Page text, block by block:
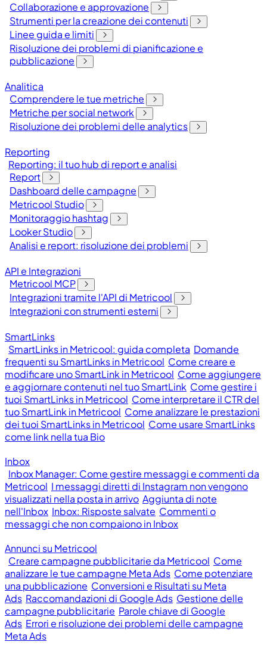
Collaborazione e approvazione
Strumenti per la creazione dei contenuti
Linee guida e limiti
Risoluzione dei problemi di pianificazione e
pubblicazione
Analitica
Comprendere le tue metriche
Metriche per social network
Risoluzione dei problemi delle analytics
Reporting
Reporting: il tuo hub di report e analisi
Report
Dashboard delle campagne
Metricool Studio
Monitoraggio hashtag
Looker Studio
Analisi e report: risoluzione dei problemi
API e Integrazioni
Metricool MCP
Integrazioni tramite l'API di Metricool
Integrazioni con strumenti esterni
SmartLinks
SmartLinks in Metricool: guida completa Domande
frequenti su SmartLinks in Metricool Come creare e
modificare uno SmartLink in Metricool Come aggiungere
e aggiornare contenuti nel tuo SmartLink Come gestire i
tuoi SmartLinks in Metricool Come interpretare il CTR del
tuo SmartLink in Metricool Come analizzare le prestazioni
dei tuoi SmartLinks in Metricool Come usare SmartLinks
come link nella tua Bio
Inbox
Inbox Manager: Come gestire messaggi e commenti da
Metricool I messaggi diretti di Instagram non vengono
visualizzati nella posta in arrivo Aggiunta di note
nell'Inbox Inbox: Risposte salvate Commenti o
messaggi che non compaiono in Inbox
Annunci su Metricool
Creare campagne pubblicitarie da Metricool Come
analizzare le tue campagne Meta Ads Come potenziare
una pubblicazione Conversioni e Risultati su Meta
Ads Raccomandazioni di Google Ads Gestione delle
campagne pubblicitarie Parole chiave di Google
Ads Errori e risoluzione dei problemi delle campagne
Meta Ads